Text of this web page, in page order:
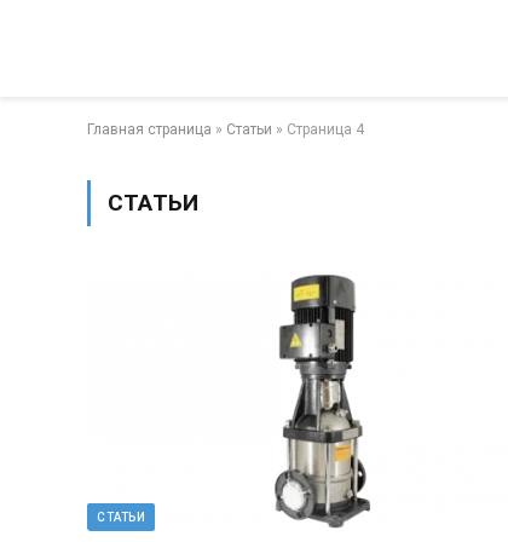
Главная страница » Статьи » Страница 4
СТАТЬИ
СТАТЬИ